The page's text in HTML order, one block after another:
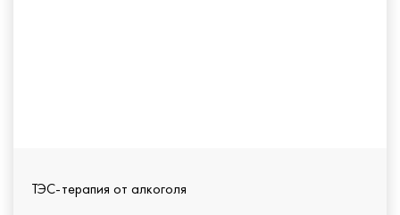
ТЭС-терапия от алкоголя